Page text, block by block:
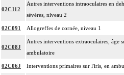
02C112
Autres interventions intraoculaires en
sévères, niveau 2
02C091 Allogreffes de cornée, niveau 1
02C08J
Autres interventions extraoculaires, âge
ambulatoire
02C06J Interventions primaires sur l'iris, en